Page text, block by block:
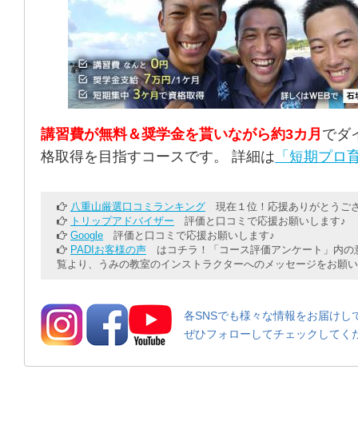
講習費が無料＆奨学金を貰いながら約3カ月 でダ
格取得を目指すコースです。 詳細は 「短期プロ
八重山厳選口コミランキング 現在１位！応援ありがとうご
トリップアドバイザー 評価と口コミで応援お願いします♪
Google 評価と口コミで応援お願いします♪
PADIお客様の声 はコチラ！「コース評価アンケート」内の
覧より、うみの教室のインストラクターへのメッセージをお願
各SNSでも様々な情報をお届けし
ぜひフォローしてチェックしてく